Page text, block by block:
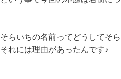
そらいちの名前ってどうしてそ
それには理由があったんです♪